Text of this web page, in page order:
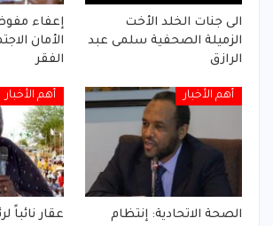
الى جنات الخلد الأخت
الزميلة الصحفية سلمى عبد
الرازق
إعفاء
الأمان
الفقر
أهم الأخبار
الصحة الاتحادية: إنتظام
أهم الأخبار
عقار